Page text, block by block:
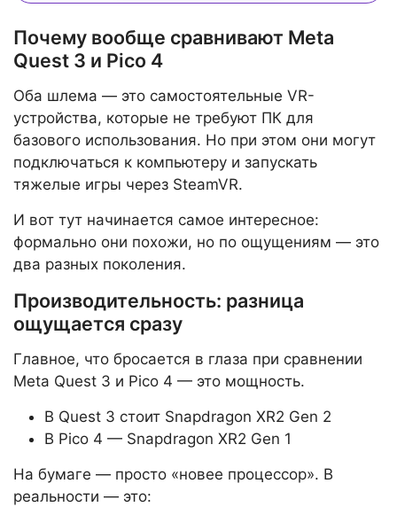
Почему вообще сравнивают Meta
Quest 3 и Pico 4
Оба шлема — это самостоятельные VR-
устройства, которые не требуют ПК для
базового использования. Но при этом они могут
подключаться к компьютеру и запускать
тяжелые игры через SteamVR.
И вот тут начинается самое интересное:
формально они похожи, но по ощущениям — это
два разных поколения.
Производительность: разница
ощущается сразу
Главное, что бросается в глаза при сравнении
Meta Quest 3 и Pico 4 — это мощность.
В Quest 3 стоит Snapdragon XR2 Gen 2
В Pico 4 — Snapdragon XR2 Gen 1
На бумаге — просто «новее процессор». В
реальности — это: